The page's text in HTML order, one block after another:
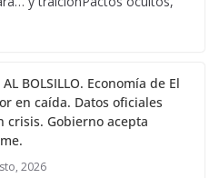
AL BOLSILLO. Economía de El
en caída. Datos oficiales
crisis. Gobierno acepta
2026